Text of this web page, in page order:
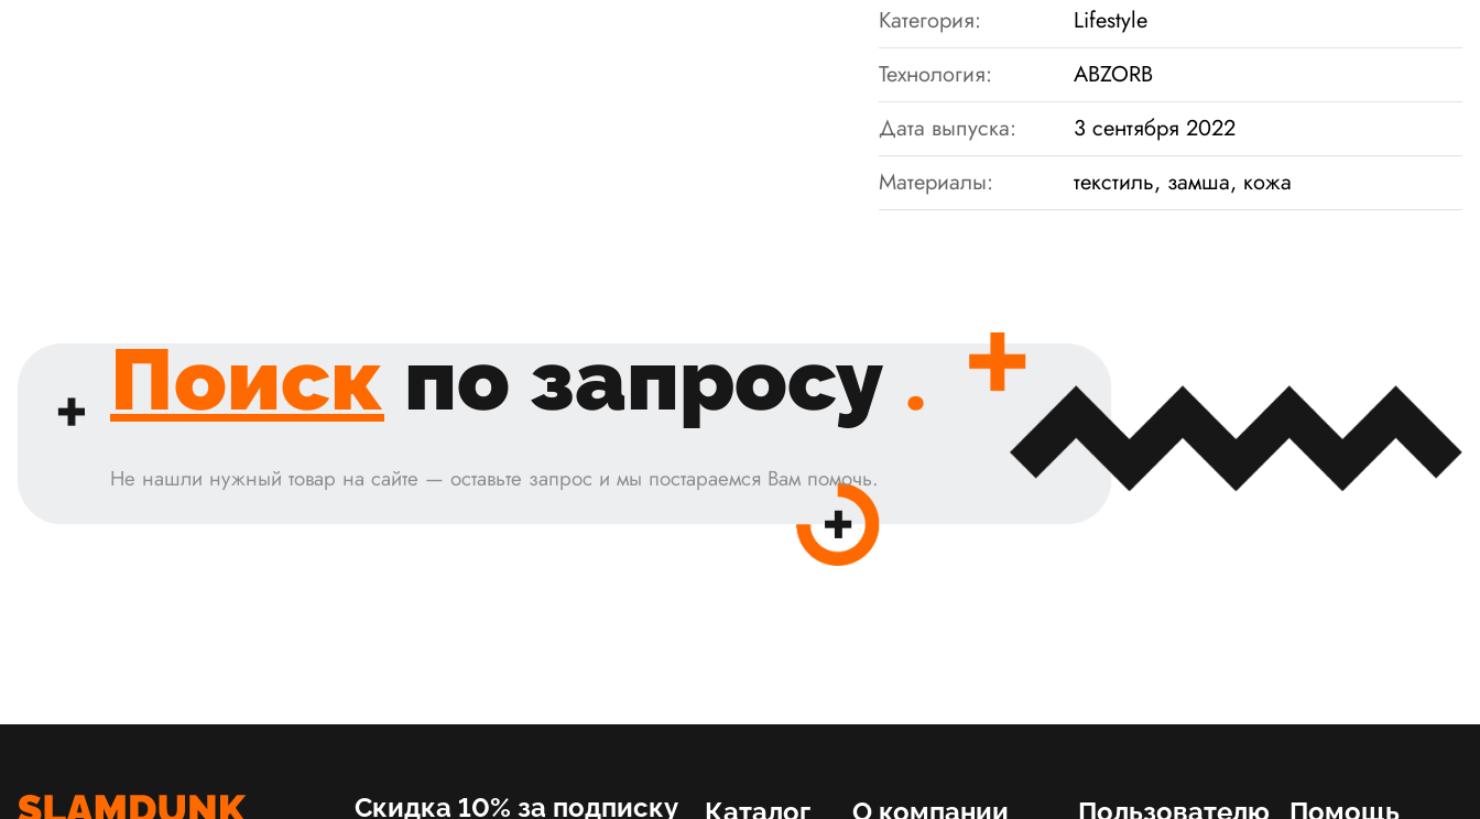
Категория:
Lifestyle
Технология:
ABZORB
Дата выпуска:
3 сентября 2022
Материалы:
текстиль, замша, кожа
Поиск по запросу .
Не нашли нужный товар на сайте — оставьте запрос и мы постараемся Вам помочь.
Скидка 10% за подписку Каталог О компании Пользователю Помощь